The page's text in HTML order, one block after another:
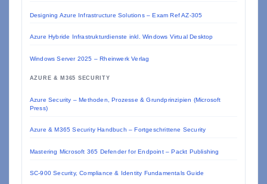
Designing Azure Infrastructure Solutions – Exam Ref AZ-305
Azure Hybride Infrastrukturdienste inkl. Windows Virtual Desktop
Windows Server 2025 – Rheinwerk Verlag
AZURE & M365 SECURITY
Azure Security – Methoden, Prozesse & Grundprinzipien (Microsoft
Press)
Azure & M365 Security Handbuch – Fortgeschrittene Security
Mastering Microsoft 365 Defender for Endpoint – Packt Publishing
SC-900 Security, Compliance & Identity Fundamentals Guide